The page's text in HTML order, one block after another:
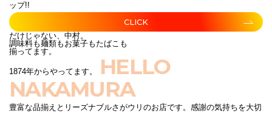
ップ!!
CLICK
だけじゃない、中村。
調味料も麺類もお菓子もたばこも
揃ってます。
1874年からやってます。
HELLO
NAKAMURA
豊富な品揃えとリーズナブルさがウリのお店です。感謝の気持ちを大切